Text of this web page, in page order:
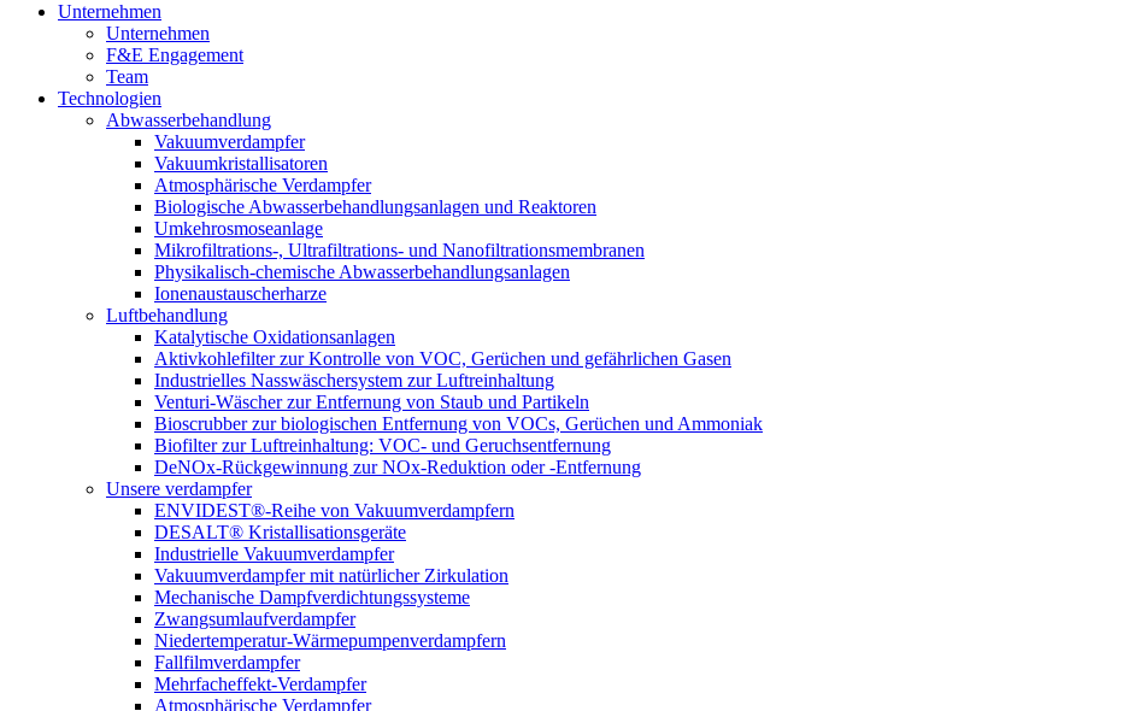
Unternehmen
Unternehmen
F&E Engagement
Team
Technologien
Abwasserbehandlung
Vakuumverdampfer
Vakuumkristallisatoren
Atmosphärische Verdampfer
Biologische Abwasserbehandlungsanlagen und Reaktoren
Umkehrosmoseanlage
Mikrofiltrations-, Ultrafiltrations- und Nanofiltrationsmembranen
Physikalisch-chemische Abwasserbehandlungsanlagen
Ionenaustauscherharze
Luftbehandlung
Katalytische Oxidationsanlagen
Aktivkohlefilter zur Kontrolle von VOC, Gerüchen und gefährlichen Gasen
Industrielles Nasswäschersystem zur Luftreinhaltung
Venturi-Wäscher zur Entfernung von Staub und Partikeln
Bioscrubber zur biologischen Entfernung von VOCs, Gerüchen und Ammoniak
Biofilter zur Luftreinhaltung: VOC- und Geruchsentfernung
DeNOx-Rückgewinnung zur NOx-Reduktion oder -Entfernung
Unsere verdampfer
ENVIDEST®-Reihe von Vakuumverdampfern
DESALT® Kristallisationsgeräte
Industrielle Vakuumverdampfer
Vakuumverdampfer mit natürlicher Zirkulation
Mechanische Dampfverdichtungssysteme
Zwangsumlaufverdampfer
Niedertemperatur-Wärmepumpenverdampfern
Fallfilmverdampfer
Mehrfacheffekt-Verdampfer
Atmosphärische Verdampfer